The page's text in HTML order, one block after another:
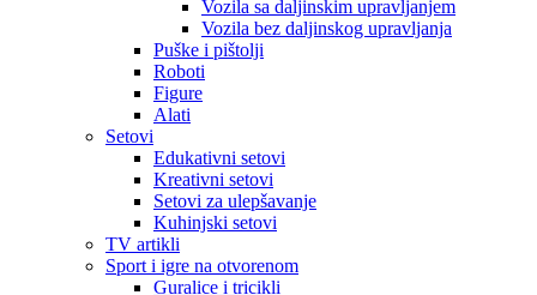
Vozila sa daljinskim upravljanjem
Vozila bez daljinskog upravljanja
Puške i pištolji
Roboti
Figure
Alati
Setovi
Edukativni setovi
Kreativni setovi
Setovi za ulepšavanje
Kuhinjski setovi
TV artikli
Sport i igre na otvorenom
Guralice i tricikli